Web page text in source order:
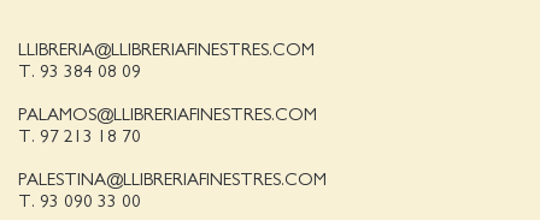
LLIBRERIA@LLIBRERIAFINESTRES.COM
T. 93 384 08 09
PALAMOS@LLIBRERIAFINESTRES.COM
T. 97 213 18 70
PALESTINA@LLIBRERIAFINESTRES.COM
T. 93 090 33 00